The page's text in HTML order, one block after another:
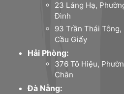
23 Láng Hạ,
Đình
93 Trần Thái Tông,
Cầu Giấy
Hải Phòng:
376 Tô Hiệu,
Chân
Đà Nẵng: